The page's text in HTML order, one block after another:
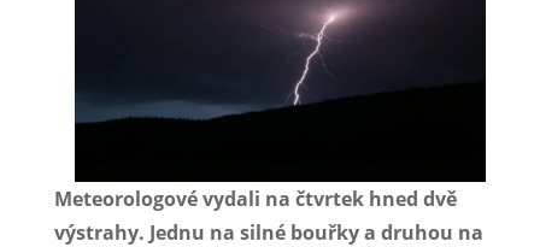
Meteorologové vydali na čtvrtek hned dvě
výstrahy. Jednu na silné bouřky a druhou na